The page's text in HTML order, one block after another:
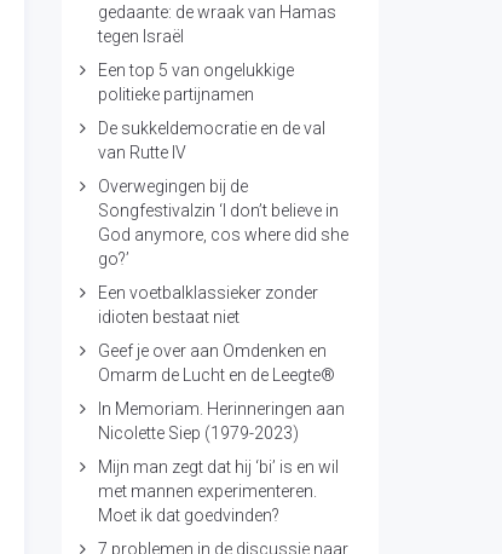
gedaante: de wraak van Hamas
tegen Israël
Een top 5 van ongelukkige
politieke partijnamen
De sukkeldemocratie en de val
van Rutte IV
Overwegingen bij de
Songfestivalzin ‘I don’t believe in
God anymore, cos where did she
go?’
Een voetbalklassieker zonder
idioten bestaat niet
Geef je over aan Omdenken en
Omarm de Lucht en de Leegte®
In Memoriam. Herinneringen aan
Nicolette Siep (1979-2023)
Mijn man zegt dat hij ‘bi’ is en wil
met mannen experimenteren.
Moet ik dat goedvinden?
7 problemen in de discussie naar